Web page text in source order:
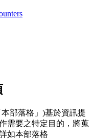
部落格」)基於資訊提
需要之特定目的，將蒐
如本部落格